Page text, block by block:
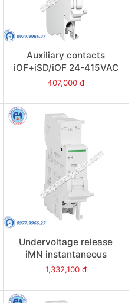
Auxiliary contacts
iOF+iSD/iOF 24-415VAC
24-130VDC - Model
407,000 đ
Undervoltage release
iMN instantaneous
48VAC 48VDC - Model
1,332,100 đ